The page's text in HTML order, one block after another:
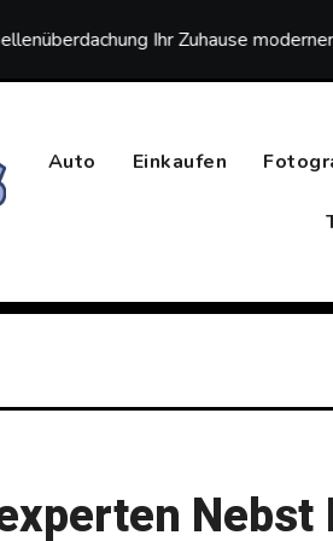
Ihr Zuhause moderner und
Auto Einkaufen
Nebst